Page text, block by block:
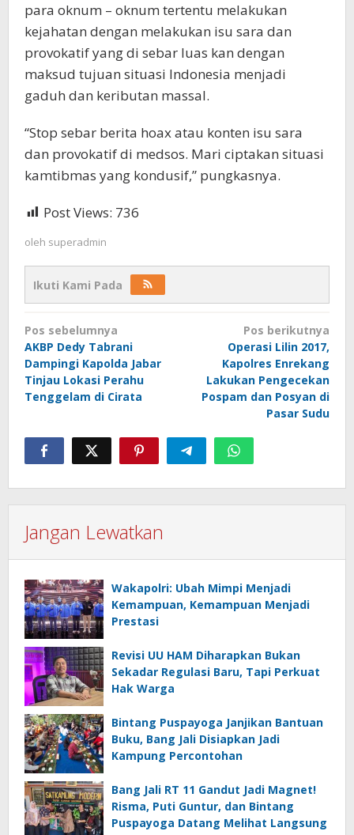
para oknum – oknum tertentu melakukan
kejahatan dengan melakukan isu sara dan
provokatif yang di sebar luas kan dengan
maksud tujuan situasi Indonesia menjadi
gaduh dan keributan massal.
“Stop sebar berita hoax atau konten isu sara
dan provokatif di medsos. Mari ciptakan situasi
kamtibmas yang kondusif,” pungkasnya.
Post Views: 736
oleh superadmin
Ikuti Kami Pada
Navigasi
pos
Pos sebelumnya
AKBP Dedy Tabrani
Dampingi Kapolda Jabar
Tinjau Lokasi Perahu
Tenggelam di Cirata
Pos berikutnya
Operasi Lilin 2017,
Kapolres Enrekang
Lakukan Pengecekan
Pospam dan Posyan di
Pasar Sudu
Jangan Lewatkan
Wakapolri: Ubah Mimpi Menjadi
Kemampuan, Kemampuan Menjadi
Prestasi
Revisi UU HAM Diharapkan Bukan
Sekadar Regulasi Baru, Tapi Perkuat
Hak Warga
Bintang Puspayoga Janjikan Bantuan
Buku, Bang Jali Disiapkan Jadi
Kampung Percontohan
Bang Jali RT 11 Gandut Jadi Magnet!
Risma, Puti Guntur, dan Bintang
Puspayoga Datang Melihat Langsung